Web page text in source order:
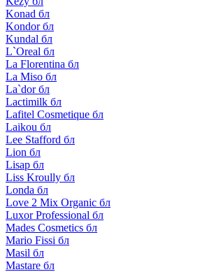
Konad бл
Kondor бл
Kundal бл
L`Oreal бл
La Florentina бл
La Miso бл
La`dor бл
Lactimilk бл
Lafitel Cosmetique бл
Laikou бл
Lee Stafford бл
Lion бл
Lisap бл
Liss Kroully бл
Londa бл
Love 2 Mix Organic бл
Luxor Professional бл
Mades Cosmetics бл
Mario Fissi бл
Masil бл
Mastare бл